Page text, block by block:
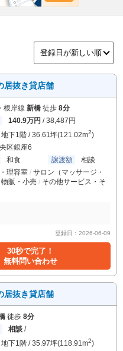
居抜き貸店舗
根岸線 新橋 徒歩 8分
140.9万円 / 38,487円
地下1階 / 36.61坪(121.02m2)
区銀座6
和食 譲渡額 相談
理容室
サロン（マッサージ・
物販・小売
その他サービス・そ
登録日：2026-06-09
30秒で完了！
無料問い合わせ
居抜き貸店舗
徒歩 8分
相談 /
地下1階 / 35.97坪(118.91m2)